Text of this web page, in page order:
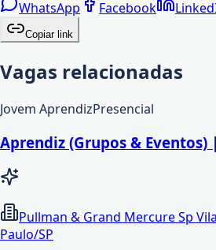
WhatsApp Facebook
Copiar link
Vagas relacionadas
Jovem AprendizPresencial
Aprendiz (Grupos & Eventos)
Pullman & Grand Mercure Sp
Paulo/SP